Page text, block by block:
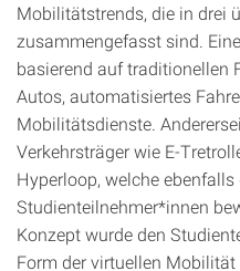
Mobilitätstrends, die in drei
zusammengefasst sind.
basierend auf traditionellen
Autos, automatisiertes
Mobilitätsdienste.
Verkehrsträger wie E-
Hyperloop, welche
Studienteilnehmer*innen
Konzept wurde den
Form der virtuellen